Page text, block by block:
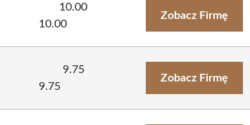
10.00
10.00
Zobacz Firmę
9.75
9.75
Zobacz Firmę